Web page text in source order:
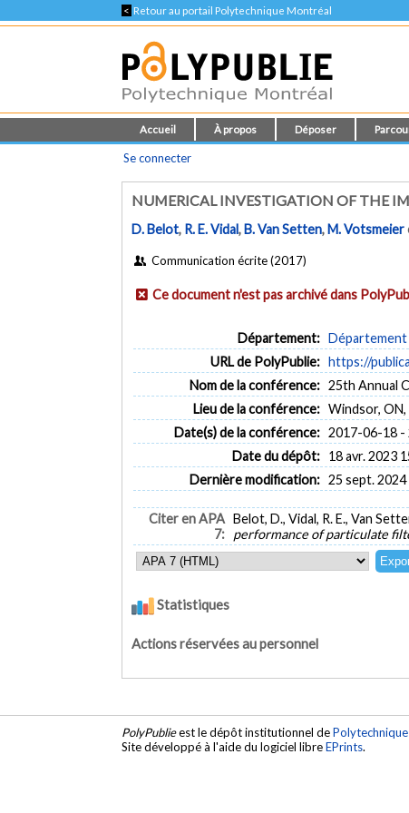
< Retour au portail Polytechnique Montréal
Accueil À propos Déposer
Se connecter
NUMERICAL INVESTIGATION OF THE
D. Belot, R. E. Vidal,B. Van Setten,M. Votsmeier
Communication écrite (2017)
Ce document n'est pas archivé dans
Département: Département
URL de PolyPublie: https://
Nom de la conférence: 25th Annual
Lieu de la conférence: Windsor, ON,
Date(s) de la conférence: 2017-06-18 -
Date du dépôt: 18 avr. 2023
Dernière modification: 25 sept.
Citer en APA
7:
Belot, D., Vidal, R. E., Van
performance of particulate
Statistiques
Actions réservées au personnel
PolyPublieest le dépôt institutionnel de
Site développé à l'aide du logiciel libreEPrints.